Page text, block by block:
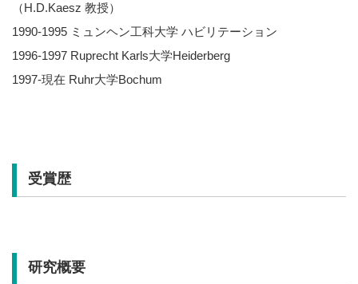
（H.D.Kaesz 教授）
1990-1995 ミュンヘン工科大学 ハビリテーション
1996-1997 Ruprecht Karls大学Heiderberg
1997-現在 Ruhr大学Bochum
受賞歴
研究概要